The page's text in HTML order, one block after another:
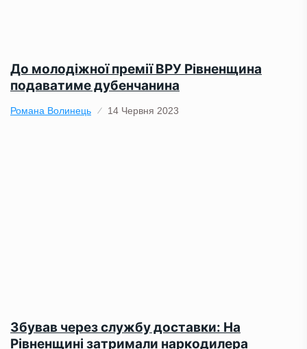
До молодіжної премії ВРУ Рівненщина
подаватиме дубенчанина
Романа Волинець 14 Червня 2023
Збував через службу доставки: На
Рівненщині затримали наркодилера